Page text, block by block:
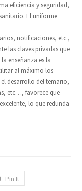
eficiencia y seguridad,
El uniforme
notificaciones, etc.,
las claves privadas que
enseñanza es la
al máximo los
desarrollo del temario,
etc…, favorece que
lo que redunda
Pin It